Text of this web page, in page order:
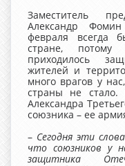
Заместитель
Александр
февраля всегда
стране,
приходилось
жителей и
много врагов у
страны не стало.
Александра
союзника – ее
– Сегодня эти
что союзников у
защитника